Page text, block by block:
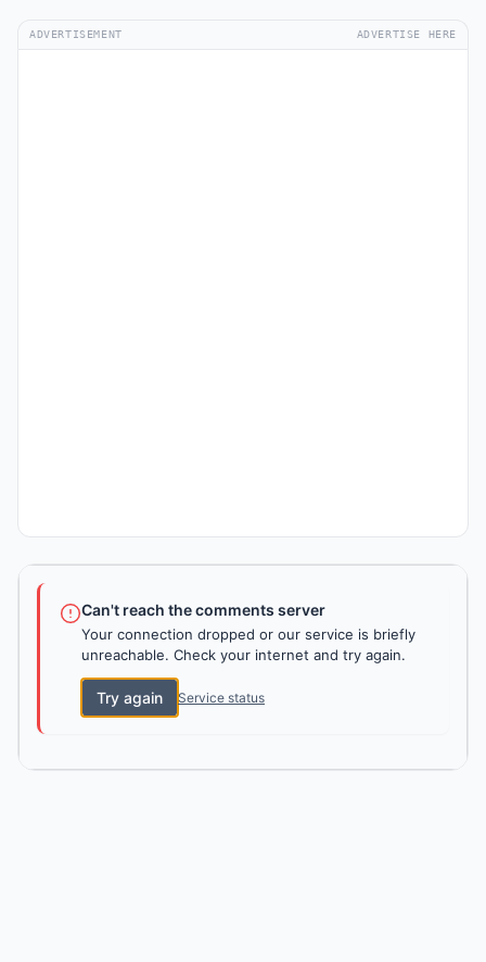
ADVERTISEMENT ADVERTISE HERE
Can't reach the comments server
Your connection dropped or our service is briefly
unreachable. Check your internet and try again.
Try again Service status